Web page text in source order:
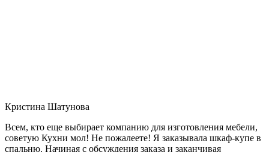
Кристина Шатунова
Всем, кто еще выбирает компанию для изготовления мебели,
советую Кухни мол! Не пожалеете! Я заказывала шкаф-купе в
спальню. Начиная с обсуждения заказа и заканчивая